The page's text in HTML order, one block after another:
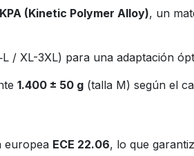
KPA (Kinetic Polymer Alloy), un
/ XL-3XL) para una adaptación
1.400 ± 50 g (talla M) según el
europea ECE 22.06, lo que